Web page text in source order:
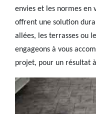
envies et les normes en
offrent une solution
allées, les terrasses ou
engageons à vous
projet, pour un résultat